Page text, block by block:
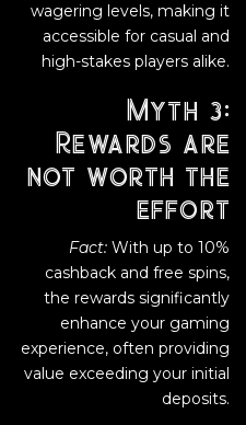
wagering levels, making it
accessible for casual and
high-stakes players alike.
Myth 3:
Rewards are
not worth the
effort
Fact: With up to 10%
cashback and free spins,
the rewards significantly
enhance your gaming
experience, often providing
value exceeding your initial
deposits.